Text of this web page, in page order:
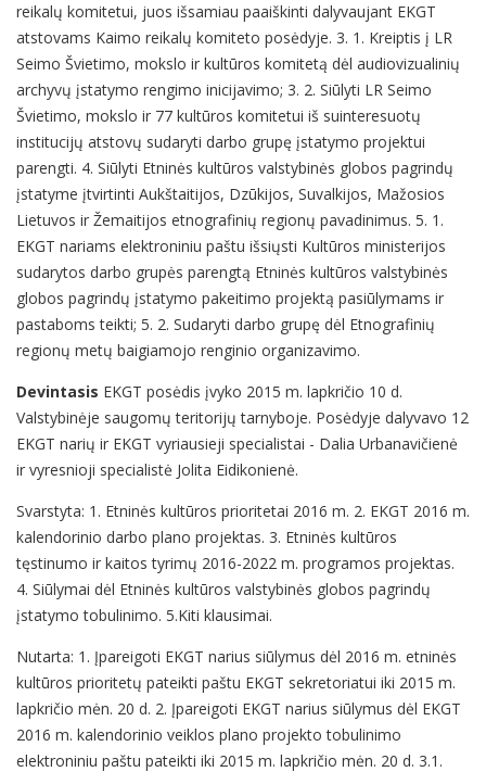
reikalų komitetui, juos išsamiau paaiškinti dalyvaujant EKGT
atstovams Kaimo reikalų komiteto posėdyje. 3. 1. Kreiptis į LR
Seimo Švietimo, mokslo ir kultūros komitetą dėl audiovizualinių
archyvų įstatymo rengimo inicijavimo; 3. 2. Siūlyti LR Seimo
Švietimo, mokslo ir 77 kultūros komitetui iš suinteresuotų
institucijų atstovų sudaryti darbo grupę įstatymo projektui
parengti. 4. Siūlyti Etninės kultūros valstybinės globos pagrindų
įstatyme įtvirtinti Aukštaitijos, Dzūkijos, Suvalkijos, Mažosios
Lietuvos ir Žemaitijos etnografinių regionų pavadinimus. 5. 1.
EKGT nariams elektroniniu paštu išsiųsti Kultūros ministerijos
sudarytos darbo grupės parengtą Etninės kultūros valstybinės
globos pagrindų įstatymo pakeitimo projektą pasiūlymams ir
pastaboms teikti; 5. 2. Sudaryti darbo grupę dėl Etnografinių
regionų metų baigiamojo renginio organizavimo.
Devintasis EKGT posėdis įvyko 2015 m. lapkričio 10 d.
Valstybinėje saugomų teritorijų tarnyboje. Posėdyje dalyvavo 12
EKGT narių ir EKGT vyriausieji specialistai - Dalia Urbanavičienė
ir vyresnioji specialistė Jolita Eidikonienė.
Svarstyta: 1. Etninės kultūros prioritetai 2016 m. 2. EKGT 2016 m.
kalendorinio darbo plano projektas. 3. Etninės kultūros
tęstinumo ir kaitos tyrimų 2016-2022 m. programos projektas.
4. Siūlymai dėl Etninės kultūros valstybinės globos pagrindų
įstatymo tobulinimo. 5.Kiti klausimai.
Nutarta: 1. Įpareigoti EKGT narius siūlymus dėl 2016 m. etninės
kultūros prioritetų pateikti paštu EKGT sekretoriatui iki 2015 m.
lapkričio mėn. 20 d. 2. Įpareigoti EKGT narius siūlymus dėl EKGT
2016 m. kalendorinio veiklos plano projekto tobulinimo
elektroniniu paštu pateikti iki 2015 m. lapkričio mėn. 20 d. 3.1.